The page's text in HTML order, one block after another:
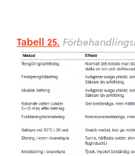
Tabell 25.